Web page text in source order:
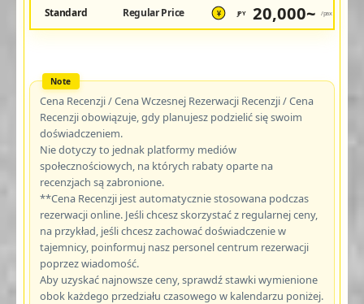
Standard Regular Price ¥ JPY 20,000~ /pax
Cena Recenzji / Cena Wczesnej Rezerwacji Recenzji / Cena
Recenzji obowiązuje, gdy planujesz podzielić się swoim
doświadczeniem.
Nie dotyczy to jednak platformy mediów
społecznościowych, na których rabaty oparte na
recenzjach są zabronione.
**Cena Recenzji jest automatycznie stosowana podczas
rezerwacji online. Jeśli chcesz skorzystać z regularnej ceny,
na przykład, jeśli chcesz zachować doświadczenie w
tajemnicy, poinformuj nasz personel centrum rezerwacji
poprzez wiadomość.
Aby uzyskać najnowsze ceny, sprawdź stawki wymienione
obok każdego przedziału czasowego w kalendarzu poniżej.